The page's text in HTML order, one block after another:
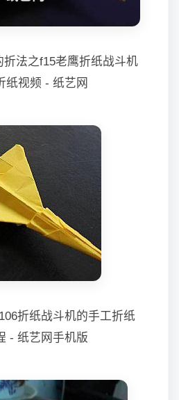
法之f15老鹰折纸战斗机
纸视频 - 纸艺网
折纸战斗机的手工折纸
- 纸艺网手机版